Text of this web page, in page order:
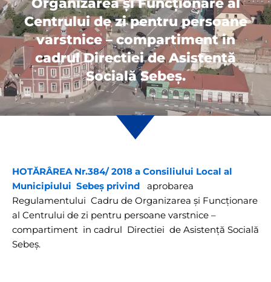
Organizarea şi Funcţionare al
Centrului de zi pentru persoane
varstnice – compartiment in
cadrul Directiei de Asistenţă
Socială Sebeş.
HOTĂRÂREA Nr.384/ 2018 a Consiliului Local al
Municipiului Sebeș privind
aprobarea
Regulamentului Cadru de Organizarea şi Funcţionare
al Centrului de zi pentru persoane varstnice –
compartiment in cadrul Directiei de Asistenţă Socială
Sebeş.